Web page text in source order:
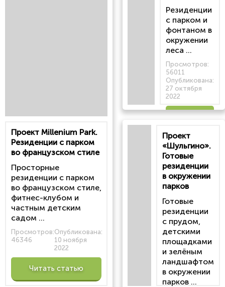
Проект Millenium Park.
Резиденции с парком
во французском стиле
Просторные
резиденции с парком
во французском стиле,
фитнес-клубом и
частным детским
садом ...
Просмотров:
46346
Опубликована:
10 ноября
2022
Читать статью
Резиденции
с парком и
фонтаном в
окружении
леса ...
Просмотров:
56011
Опубликована:
27 октября
2022
статью
Проект
«Шульгино».
Готовые
резиденции
в окружении
парков
Готовые
резиденции
с прудом,
детскими
площадками
и зелёным
ландшафтом
в окружении
парков ...